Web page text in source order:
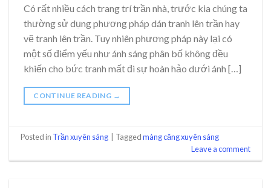
Có rất nhiều cách trang trí trần nhà, trước kia chúng ta
thường sử dụng phương pháp dán tranh lên trần hay
vẽ tranh lên trần. Tuy nhiên phương pháp này lại có
một số điểm yếu như ánh sáng phân bố không đều
khiến cho bức tranh mất đi sự hoàn hảo dưới ánh […]
CONTINUE READING →
Posted in Trần xuyên sáng Taggedmàng căng xuyên sáng
Leave a comment